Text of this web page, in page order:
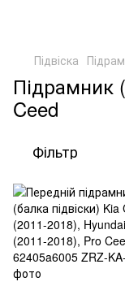
Підвіска
Підрамник
Ceed
Фільтр